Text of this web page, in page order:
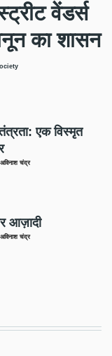
वेंडर्स
का शासन
एक विस्मृत
अविनाश चंद्र
आज़ादी
अविनाश चंद्र